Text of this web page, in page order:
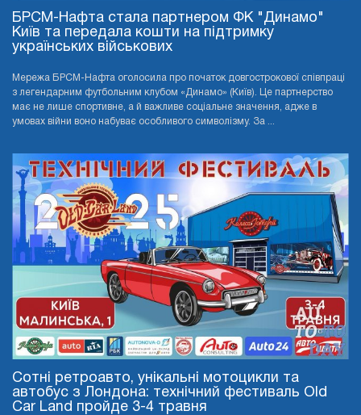
БРСМ-Нафта стала партнером ФК "Динамо"
Київ та передала кошти на підтримку
українських військових
Мережа БРСМ-Нафта оголосила про початок довгострокової співпраці
з легендарним футбольним клубом «Динамо» (Київ). Це партнерство
має не лише спортивне, а й важливе соціальне значення, адже в
умовах війни воно набуває особливого символізму. За ...
Сотні ретроавто, унікальні мотоцикли та
автобус з Лондона: технічний фестиваль Old
Car Land пройде 3-4 травня